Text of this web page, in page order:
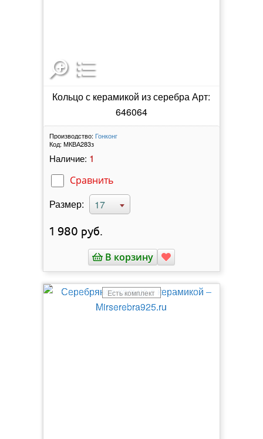
Кольцо с керамикой из серебра Арт:
646064
Производство: Гонконг
Код: МКВА283з
Наличие: 1
Сравнить
Размер: 17
1 980 руб.
В корзину
Есть комплект